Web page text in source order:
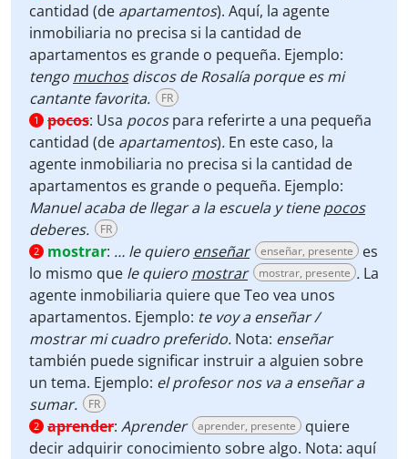
cantidad (de apartamentos). Aquí, la agente
inmobiliaria no precisa si la cantidad de
apartamentos es grande o pequeña. Ejemplo:
tengo muchosdiscos de Rosalía porque es mi
cantante favorita.
FR
1 pocos: Usa pocospara referirte a una pequeña
cantidad (de apartamentos). En este caso, la
agente inmobiliaria no precisa si la cantidad de
apartamentos es grande o pequeña. Ejemplo:
Manuel acaba de llegar a la escuela y tienepocos
deberes.
FR
2 mostrar: … le quiero enseñar enseñar, presente
es
lo mismo que le quiero mostrar mostrar, presente . La
agente inmobiliaria quiere queTeo vea unos
apartamentos. Ejemplo: te voy a enseñar /
mostrar mi cuadro preferido. Nota: enseñar
también puede significar instruir a alguien sobre
un tema. Ejemplo: el profesor nos va a enseñar a
sumar.
FR
2 aprender: Aprender aprender, presente
quiere
decir adquirir conocimiento sobre algo. Nota: aquí